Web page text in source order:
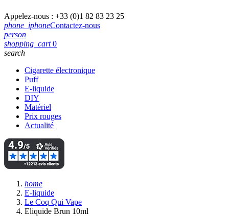
Appelez-nous : +33 (0)1 82 83 23 25
phone_iphoneContactez-nous
person
shopping_cart 0
search
Cigarette électronique
Puff
E-liquide
DIY
Matériel
Prix rouges
Actualité
home
E-liquide
Le Coq Qui Vape
Eliquide Brun 10ml